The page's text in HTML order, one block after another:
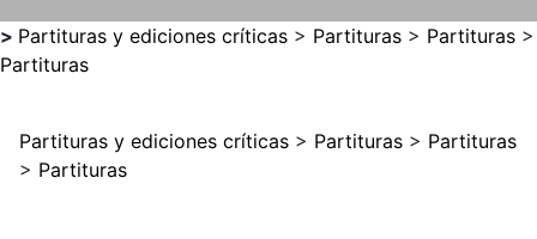
> Partituras y ediciones críticas > Partituras > Partituras >
Partituras
Partituras y ediciones críticas > Partituras > Partituras
> Partituras